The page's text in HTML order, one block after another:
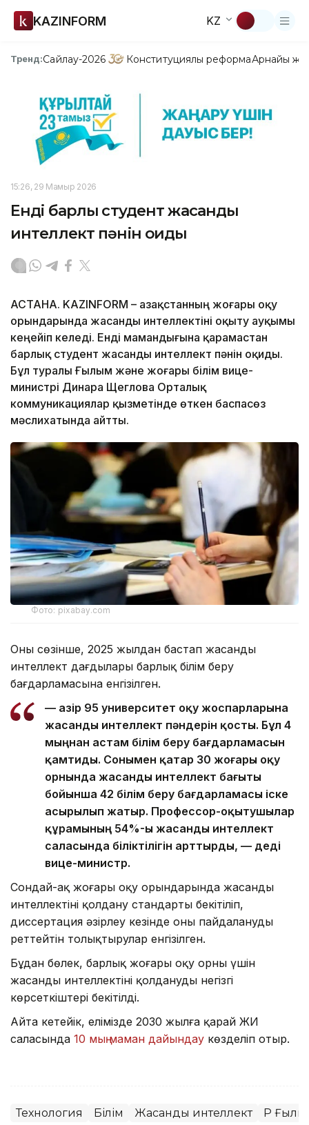
KAZINFORM KZ
Тренд:Сайлау-2026 Конституциялық реформаАрнайы
15:26, 29 Мамыр 2026
Енді барлық студент жасанды
интеллект пәнін оқиды
АСТАНА. KAZINFORM – Қазақстанның жоғары оқу
орындарында жасанды интеллектіні оқыту ауқымы
кеңейіп келеді. Енді мамандығына қарамастан
барлық студент жасанды интеллект пәнін оқиды.
Бұл туралы Ғылым және жоғары білім вице-
министрі Динара Щеглова Орталық
коммуникациялар қызметінде өткен баспасөз
мәслихатында айтты.
Фото: pixabay.com
Оның сөзінше, 2025 жылдан бастап жасанды
интеллект дағдылары барлық білім беру
бағдарламасына енгізілген.
— Қазір 95 университет оқу жоспарларына
жасанды интеллект пәндерін қосты. Бұл 4
мыңнан астам білім беру бағдарламасын
қамтиды. Сонымен қатар 30 жоғары оқу
орнында жасанды интеллект бағыты
бойынша 42 білім беру бағдарламасы іске
асырылып жатыр. Профессор-оқытушылар
құрамының 54%-ы жасанды интеллект
саласында біліктілігін арттырды, — деді
вице-министр.
Сондай-ақ жоғары оқу орындарында жасанды
интеллектіні қолдану стандарты бекітіліп,
диссертация әзірлеу кезінде оны пайдалануды
реттейтін толықтырулар енгізілген.
Бұдан бөлек, барлық жоғары оқу орны үшін
жасанды интеллектіні қолданудың негізгі
көрсеткіштері бекітілді.
Айта кетейік, елімізде 2030 жылға қарай ЖИ
саласында 10 мың маман дайындау көзделіп отыр.
Технология Білім Жасанды интеллект ҚР